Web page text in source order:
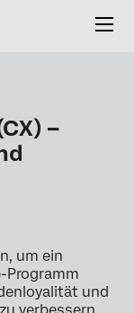
–
um ein
Programm
und